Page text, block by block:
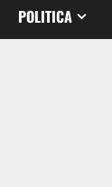
POLITICA